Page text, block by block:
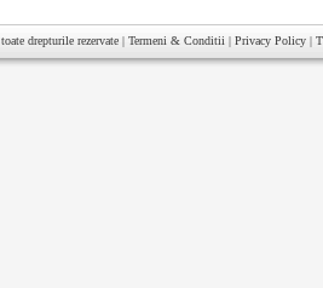
toate drepturile rezervate | Termeni & Conditii | Privacy Policy |